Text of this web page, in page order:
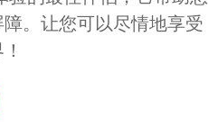
。让您可以尽情地享受